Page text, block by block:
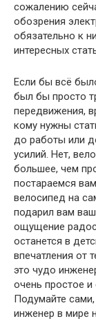
сожалению
обозрения
обязательно к
интересных
Если бы всё
был бы просто
передвижения,
кому нужны
до работы или
усилий. Нет,
большее, чем
постараемся
велосипед на
подарил вам
ощущение
останется в
впечатления от
это чудо
очень простое
Подумайте
инженер в мире